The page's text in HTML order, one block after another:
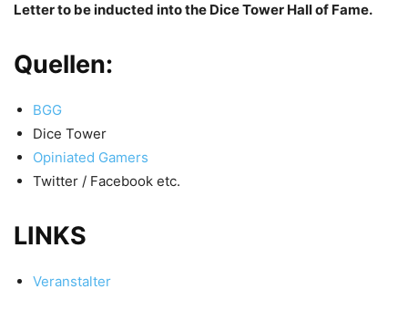
Letter to be inducted into the Dice Tower Hall of Fame.
Quellen:
BGG
Dice Tower
Opiniated Gamers
Twitter / Facebook etc.
LINKS
Veranstalter